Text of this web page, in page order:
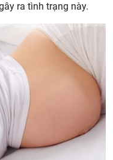
ra tình trạng này.